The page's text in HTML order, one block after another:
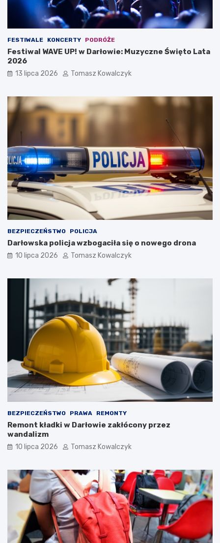
FESTIWALE KONCERTY PODRÓŻE
Festiwal WAVE UP! w Darłowie: Muzyczne Święto Lata
2026
13 lipca 2026 Tomasz Kowalczyk
BEZPIECZEŃSTWO POLICJA
Darłowska policja wzbogaciła się o nowego drona
10 lipca 2026 Tomasz Kowalczyk
BEZPIECZEŃSTWO PRAWA REMONTY
Remont kładki w Darłowie zakłócony przez
wandalizm
10 lipca 2026 Tomasz Kowalczyk